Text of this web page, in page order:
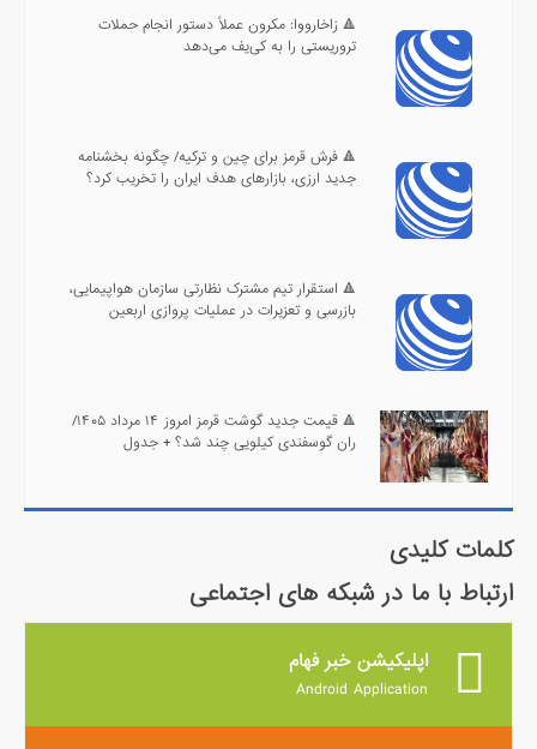
🔺 زاخارووا: مکرون عملاً دستور انجام حملات
تروریستی را به کی‌یف می‌دهد
🔺 فرش قرمز برای چین و ترکیه/ چگونه بخشنامه
جدید ارزی، بازارهای هدف ایران را تخریب کرد؟
🔺 استقرار تیم مشترک نظارتی سازمان هواپیمایی،
بازرسی و تعزیرات در عملیات پروازی اربعین
🔺 قیمت جدید گوشت قرمز امروز ۱۴ مرداد ۱۴۰۵/
ران گوسفندی کیلویی چند شد؟ + جدول
کلمات کلیدی
ارتباط با ما در شبکه های اجتماعی
اپلیکیشن خبر فهام
Android Application